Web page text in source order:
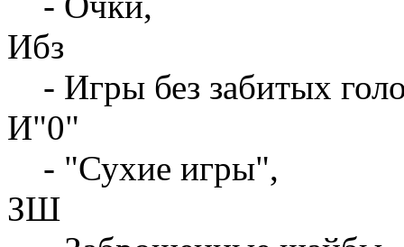
Ибз
- Игры без забитых
И"0"
- "Сухие игры",
ЗШ